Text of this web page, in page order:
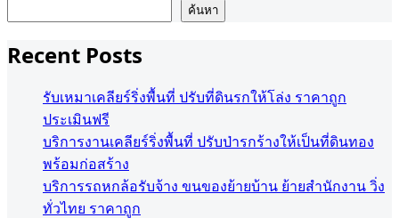
ค้นหา
Recent Posts
รับเหมาเคลียร์ริ่งพื้นที่ ปรับที่ดินรกให้โล่ง ราคาถูก
ประเมินฟรี
บริการงานเคลียร์ริ่งพื้นที่ ปรับป่ารกร้างให้เป็นที่ดินทอง
พร้อมก่อสร้าง
บริการรถหกล้อรับจ้าง ขนของย้ายบ้าน ย้ายสำนักงาน วิ่ง
ทั่วไทย ราคาถูก